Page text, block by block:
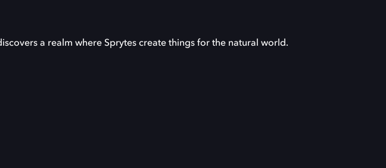
a realm where Sprytes create things for the natural world.